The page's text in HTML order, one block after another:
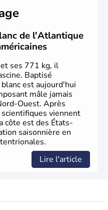
de l'Atlantique
ses 771 kg, il
Baptisé
est aujourd'hui
mâle jamais
Ouest. Après
viennent
côte est des États-
saisonnière en
Lire l'article